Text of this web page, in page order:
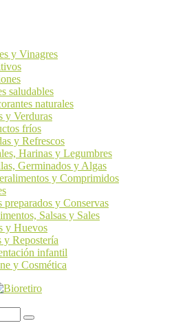
y Vinagres
saludables
naturales
y Verduras
fríos
y Refrescos
Harinas y Legumbres
Germinados y Algas
y Comprimidos
preparados y Conservas
Salsas y Sales
y Huevos
y Repostería
infantil
y Cosmética